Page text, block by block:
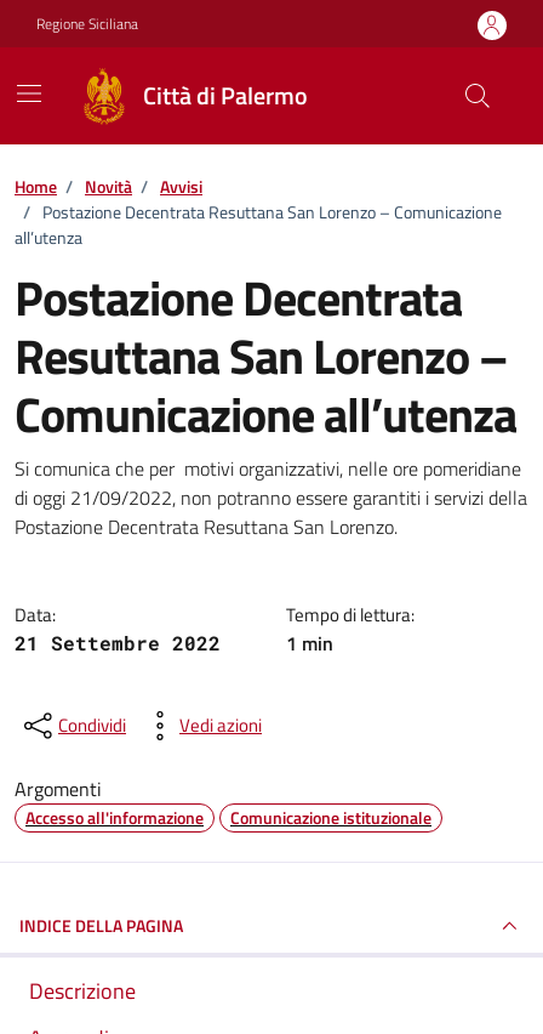
Vai ai contenuti
Vai al footer
Regione Siciliana
Città di Palermo
Home / Novità / Avvisi
/ Postazione Decentrata Resuttana San Lorenzo – Comunicazione
all’utenza
Postazione Decentrata
Resuttana San Lorenzo –
Comunicazione all’utenza
Dettagli della notizia
Si comunica che per motivi organizzativi, nelle ore pomeridiane
di oggi 21/09/2022, non potranno essere garantiti i servizi della
Postazione Decentrata Resuttana San Lorenzo.
Data:
21 Settembre 2022
Tempo di lettura:
1 min
Condividi Vedi azioni
Argomenti
Accesso all'informazione Comunicazione istituzionale
INDICE DELLA PAGINA
Descrizione